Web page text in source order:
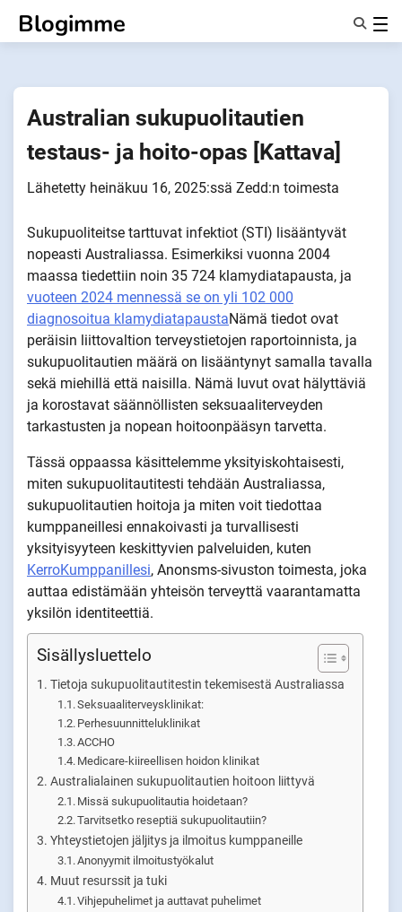
sisältöön
Blogimme
Tietoa Meistä
Australian sukupuolitautien
testaus- ja hoito-opas [Kattava]
Lähetetty heinäkuu 16, 2025:ssä Zedd:n toimesta
Sukupuoliteitse tarttuvat infektiot (STI) lisääntyvät
nopeasti Australiassa. Esimerkiksi vuonna 2004
maassa tiedettiin noin 35 724 klamydiatapausta, ja
vuoteen 2024 mennessä se on yli 102 000
diagnosoitua klamydiatapaustaNämä tiedot ovat
peräisin liittovaltion terveystietojen raportoinnista, ja
sukupuolitautien määrä on lisääntynyt samalla tavalla
sekä miehillä että naisilla. Nämä luvut ovat hälyttäviä
ja korostavat säännöllisten seksuaaliterveyden
tarkastusten ja nopean hoitoonpääsyn tarvetta.
Tässä oppaassa käsittelemme yksityiskohtaisesti,
miten sukupuolitautitesti tehdään Australiassa,
sukupuolitautien hoitoja ja miten voit tiedottaa
kumppaneillesi ennakoivasti ja turvallisesti
yksityisyyteen keskittyvien palveluiden, kuten
KerroKumppanillesi, Anonsms-sivuston toimesta, joka
auttaa edistämään yhteisön terveyttä vaarantamatta
yksilön identiteettiä.
Sisällysluettelo
Tietoja sukupuolitautitestin tekemisestä Australiassa
Seksuaaliterveysklinikat:
Perhesuunnitteluklinikat
ACCHO
Medicare-kiireellisen hoidon klinikat
Australialainen sukupuolitautien hoitoon liittyvä
Missä sukupuolitautia hoidetaan?
Tarvitsetko reseptiä sukupuolitautiin?
Yhteystietojen jäljitys ja ilmoitus kumppaneille
Anonyymit ilmoitustyökalut
Muut resurssit ja tuki
Vihjepuhelimet ja auttavat puhelimet